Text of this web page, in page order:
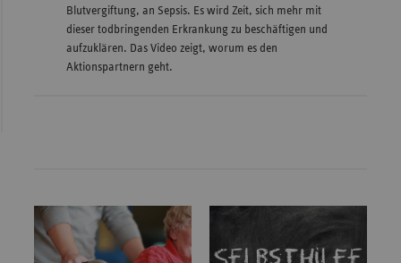
Blutvergiftung, an Sepsis. Es wird Zeit, sich mehr mit
dieser todbringenden Erkrankung zu beschäftigen und
aufzuklären. Das Video zeigt, worum es den
Aktionspartnern geht.